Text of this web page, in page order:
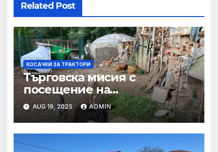
Related Post
КОСАЧКИ ЗА ТРАКТОРИ
Търговска мисия с
посещение на
Mеждународния търговски
панаир CosmeticBusiness
2025
AUG 19, 2025 ADMIN